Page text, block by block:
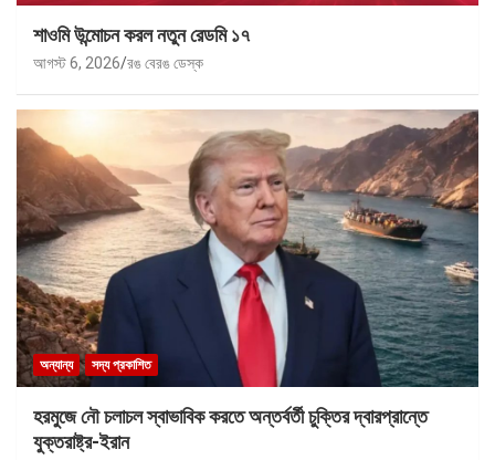
শাওমি উন্মোচন করল নতুন রেডমি ১৭
আগস্ট 6, 2026 রঙ বেরঙ ডেস্ক
অন্যান্য সদ্য প্রকাশিত
হরমুজে নৌ চলাচল স্বাভাবিক করতে অন্তর্বর্তী চুক্তির দ্বারপ্রান্তে
যুক্তরাষ্ট্র-ইরান